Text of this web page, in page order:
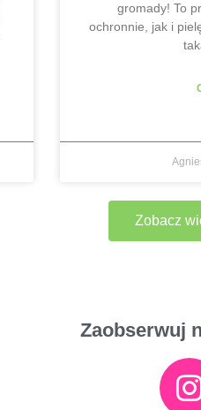
gromady! To
ochronnie, jak i
Zobacz
Zaobserwuj